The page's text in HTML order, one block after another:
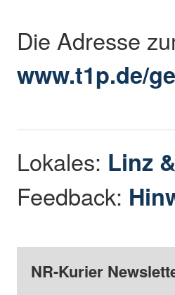
Die Adresse
www.t1p.de/
Lokales: Linz
Feedback:
NR-Kurier